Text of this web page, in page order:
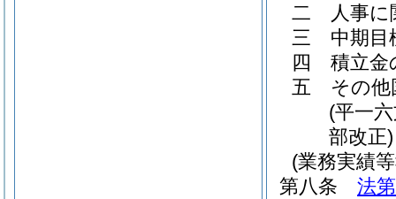
二
人事
三
中期目
四
積立金
五
その
(平一
部改正)
(業務実績
第八条
法